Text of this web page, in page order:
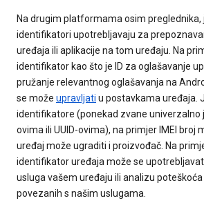
Na drugim platformama osim preglednika,
identifikatori upotrebljavaju za
uređaja ili aplikacije na tom uređaju. Na
identifikator kao što je ID za oglašavanje
pružanje relevantnog oglašavanja na
se može upravljati u postavkama uređaja.
identifikatore (ponekad zvane univerzalno
ovima ili UUID-ovima), na primjer IMEI broj
uređaj može ugraditi i proizvođač. Na
identifikator uređaja može se
usluga vašem uređaju ili analizu
povezanih s našim uslugama.